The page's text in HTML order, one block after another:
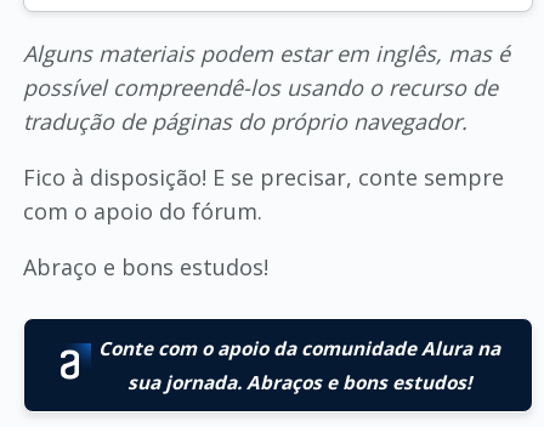
Alguns materiais podem estar em inglês, mas é
possível compreendê-los usando o recurso de
tradução de páginas do próprio navegador.
Fico à disposição! E se precisar, conte sempre
com o apoio do fórum.
Abraço e bons estudos!
Conte com o apoio da comunidade Alura na
sua jornada. Abraços e bons estudos!